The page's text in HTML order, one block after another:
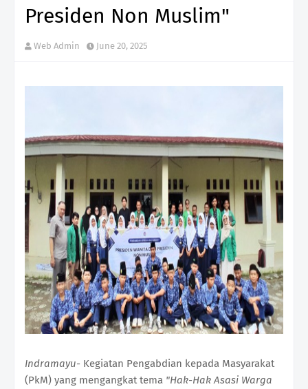
Presiden Non Muslim"
Web Admin June 20, 2025
Indramayu- Kegiatan Pengabdian kepada Masyarakat
(PkM) yang mengangkat tema "Hak-Hak Asasi Warga